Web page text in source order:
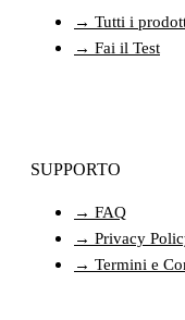
→ Tutti i
→ Fai il Test
SUPPORTO
→ FAQ
→ Privacy
→ Termini e